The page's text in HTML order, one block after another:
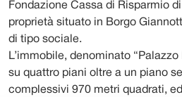
Fondazione Cassa di Risparmio
proprietà situato in Borgo
di tipo sociale.
L’immobile, denominato
su quattro piani oltre a un piano
complessivi 970 metri quadrati,